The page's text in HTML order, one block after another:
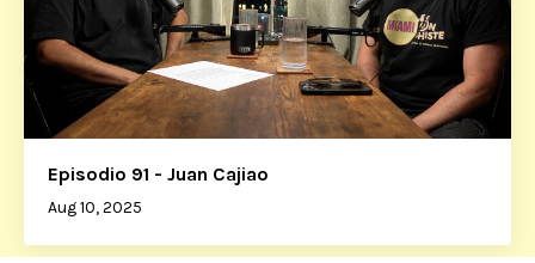
Episodio 91 - Juan Cajiao
Aug 10, 2025